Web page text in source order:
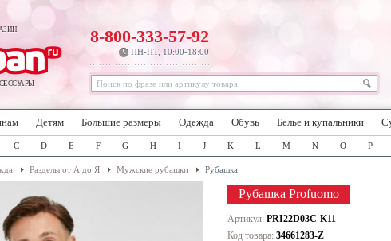
8-800-333-57-92
ПН-ПТ, 10:00-18:00
Детям Большие размеры Одежда Обувь Белье и купальники
C D E F G H I J K L M N O P
Разделы от А до Я Мужские рубашки Рубашка
Рубашка Profuomo
Артикул: PRI22D03C-K11
Код товара: 34661283-Z